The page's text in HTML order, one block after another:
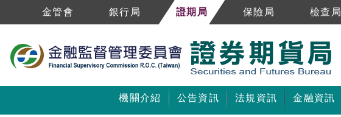
跳到主要內容區塊
金管會 銀行局 證期局 保險局 檢查局
機關介紹 公告資訊 法規資訊 金融資訊